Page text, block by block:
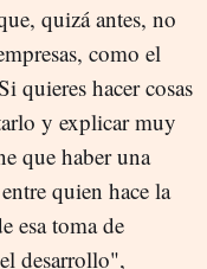
quizá antes, no
como el
quieres hacer cosas
y explicar muy
que haber una
quien hace la
esa toma de
desarrollo",